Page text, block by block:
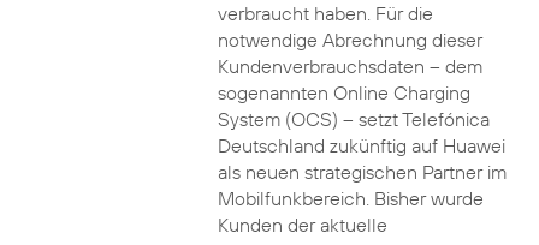
verbraucht haben. Für die
notwendige Abrechnung dieser
Kundenverbrauchsdaten – dem
sogenannten Online Charging
System (OCS) – setzt Telefónica
Deutschland zukünftig auf Huawei
als neuen strategischen Partner im
Mobilfunkbereich. Bisher wurde
Kunden der aktuelle